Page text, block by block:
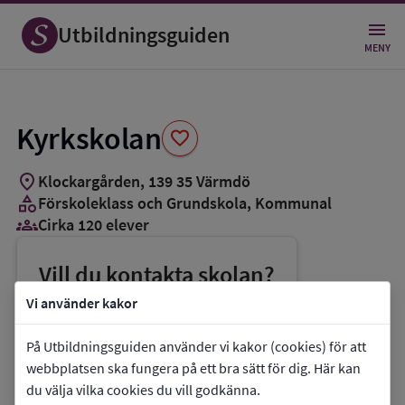
Vi använder kakor
På Utbildningsguiden använder vi kakor (cookies) för att
webbplatsen ska fungera på ett bra sätt för dig. Här kan
du välja vilka cookies du vill godkänna.
Utbildningsguiden MENY
Kyrkskolan favorite
Spara
som
favorit
location_on Klockargården, 139 35Värmdö
categoryFörskoleklass och Grundskola, Kommunal
groups_3Cirka 120 elever
Vill du kontakta skolan?
phoneTelefon:08-57024891
E-post: kyrkskolan@varmdo.se
link Webbplats:Kyrkskolan